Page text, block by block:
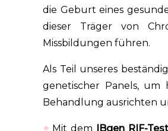
die Geburt eines
dieser Träger von
Missbildungen führen.
Als Teil unseres
genetischer Panels,
Behandlung ausrichten
Mit dem IBgen RIF-Test